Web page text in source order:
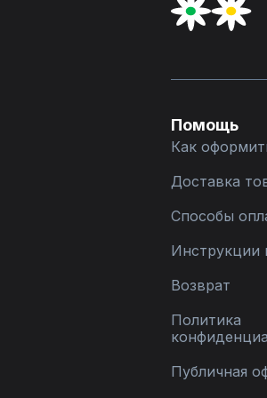
Помощь
Как
Доставка
Способы
Инструкции
Возврат
Политика
Публичная